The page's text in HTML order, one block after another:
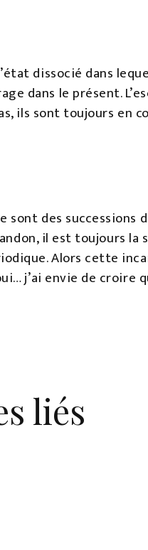
dissocié dans
dans le présent.
ils sont toujours en
sont des
il est toujours la
Alors cette
j’ai envie de croire
liés